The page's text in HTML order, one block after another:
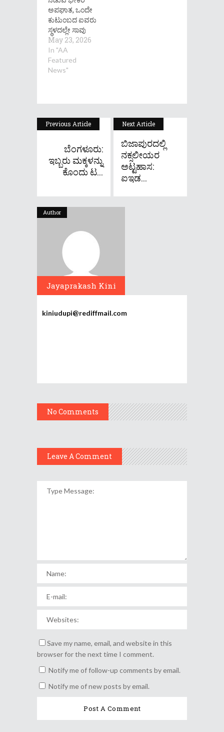
ಅಪಘಾತ, ಒಂದೇ
ಕುಟುಂಬದ ಐವರು
ಸ್ಥಳದಲ್ಲೇ ಸಾವು
May 23, 2026
In "AA
Featured
News"
Previous Article
ಬೆಂಗಳೂರು:
ಇಬ್ಬರು ಮಕ್ಕಳನ್ನು
ಕೊಂದು ಟ...
Next Article
ಬಿಜಾಪುರದಲ್ಲಿ
ನಕ್ಸಲೀಯರ
ಅಟ್ಟಹಾಸ:
ಐಇಡ...
Author
Jayaprakash Kini
kiniudupi@rediffmail.com
No Comments
Leave A Comment
Save my name, email, and website in this
browser for the next time I comment.
Notify me of follow-up comments by email.
Notify me of new posts by email.